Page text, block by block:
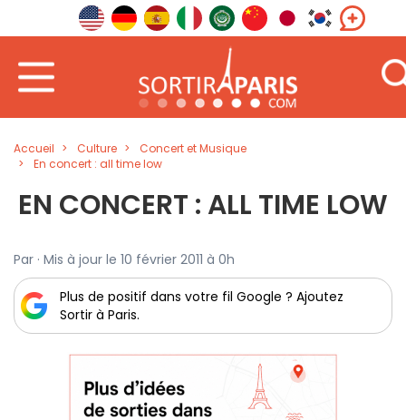
Accueil Culture
Concert et Musique
En concert : all time low
EN CONCERT : ALL TIME LOW
Par · Mis à jour le 10 février 2011 à 0h
Plus de positif dans votre fil Google ? Ajoutez
Sortir à Paris.